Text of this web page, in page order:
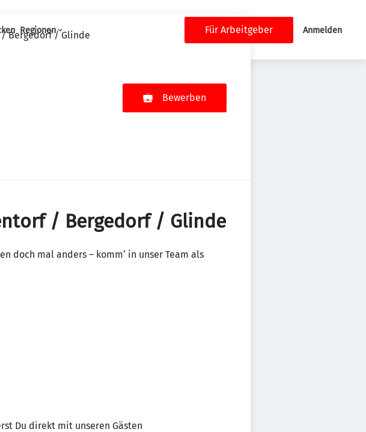
Regionen Für Arbeitgeber Anmelden
Bergedorf / Glinde
Bewerben
/ Bergedorf / Glinde
doch mal anders – komm‘ in unser Team als
Du direkt mit unseren Gästen